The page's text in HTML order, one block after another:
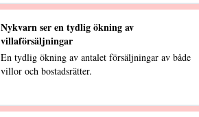
Nykvarn ser en tydlig ökning av
villaförsäljningar
En tydlig ökning av antalet försäljningar av både
villor och bostadsrätter.